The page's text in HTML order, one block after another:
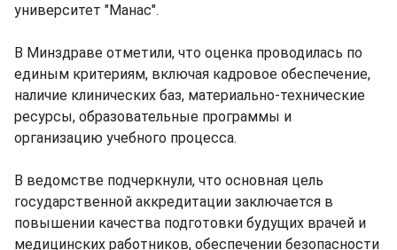
университет "Манас".
В Минздраве отметили, что оценка проводилась по
единым критериям, включая кадровое обеспечение,
наличие клинических баз, материально-технические
ресурсы, образовательные программы и
организацию учебного процесса.
В ведомстве подчеркнули, что основная цель
государственной аккредитации заключается в
повышении качества подготовки будущих врачей и
медицинских работников, обеспечении безопасности